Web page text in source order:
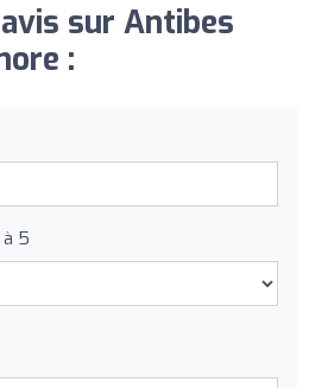
sur Antibes
:
5